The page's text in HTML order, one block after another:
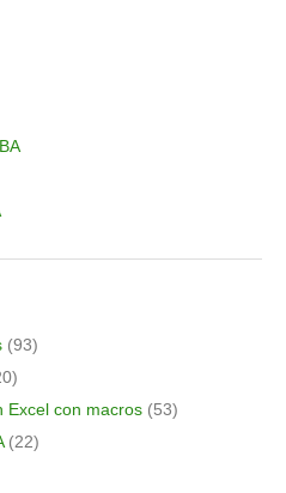
(93)
Excel con macros (53)
(22)